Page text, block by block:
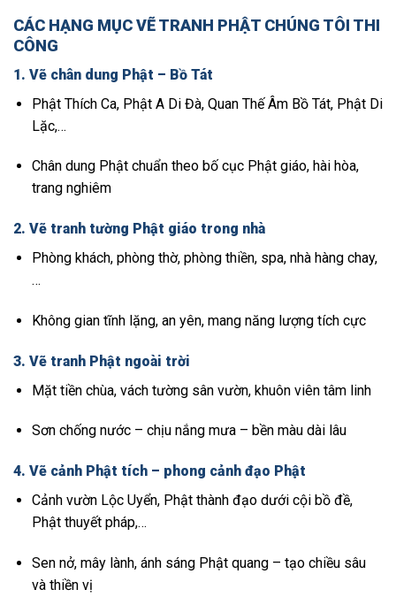
CÁC HẠNG MỤC VẼ TRANH PHẬT CHÚNG TÔI THI
CÔNG
1. Vẽ chân dung Phật – Bồ Tát
Phật Thích Ca, Phật A Di Đà, Quan Thế Âm Bồ Tát, Phật Di
Lặc,…
Chân dung Phật chuẩn theo bố cục Phật giáo, hài hòa,
trang nghiêm
2. Vẽ tranh tường Phật giáo trong nhà
Phòng khách, phòng thờ, phòng thiền, spa, nhà hàng chay,
…
Không gian tĩnh lặng, an yên, mang năng lượng tích cực
3. Vẽ tranh Phật ngoài trời
Mặt tiền chùa, vách tường sân vườn, khuôn viên tâm linh
Sơn chống nước – chịu nắng mưa – bền màu dài lâu
4. Vẽ cảnh Phật tích – phong cảnh đạo Phật
Cảnh vườn Lộc Uyển, Phật thành đạo dưới cội bồ đề,
Phật thuyết pháp,…
Sen nở, mây lành, ánh sáng Phật quang – tạo chiều sâu
và thiền vị